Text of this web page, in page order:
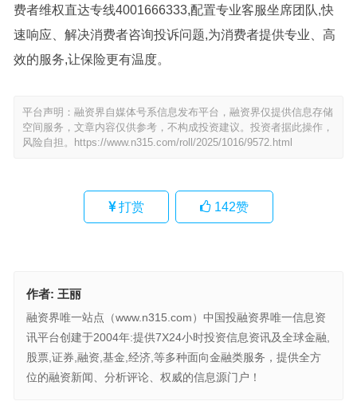
费者维权直达专线4001666333,配置专业客服坐席团队,快
速响应、解决消费者咨询投诉问题,为消费者提供专业、高
效的服务,让保险更有温度。
平台声明：融资界自媒体号系信息发布平台，融资界仅提供信息存储
空间服务，文章内容仅供参考，不构成投资建议。投资者据此操作，
风险自担。 https://www.n315.com/roll/2025/1016/9572.html
打赏 142赞
作者: 王丽
融资界唯一站点（www.n315.com）中国投融资界唯一信息资
讯平台创建于2004年:提供7X24小时投资信息资讯及全球金融,
股票,证券,融资,基金,经济,等多种面向金融类服务，提供全方
位的融资新闻、分析评论、权威的信息源门户！